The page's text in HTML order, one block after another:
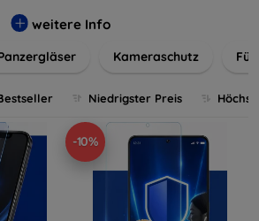
für jedes Gerät, um eine
unseren langlebigen und zuverlässigen
weitere Info
Kameraschutz
Niedrigster Preis
-10%